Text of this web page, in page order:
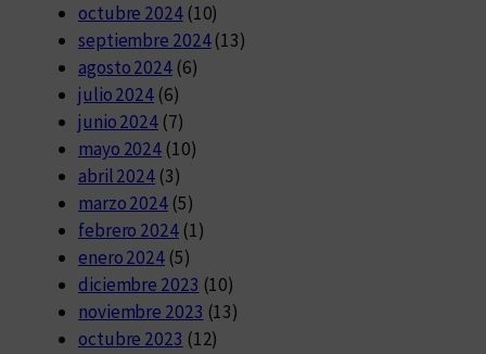
octubre 2024(10)
septiembre 2024(13)
agosto 2024(6)
julio 2024 (6)
junio 2024 (7)
mayo 2024 (10)
abril 2024 (3)
marzo 2024 (5)
febrero 2024(1)
enero 2024 (5)
diciembre 2023 (10)
noviembre 2023 (13)
octubre 2023 (12)